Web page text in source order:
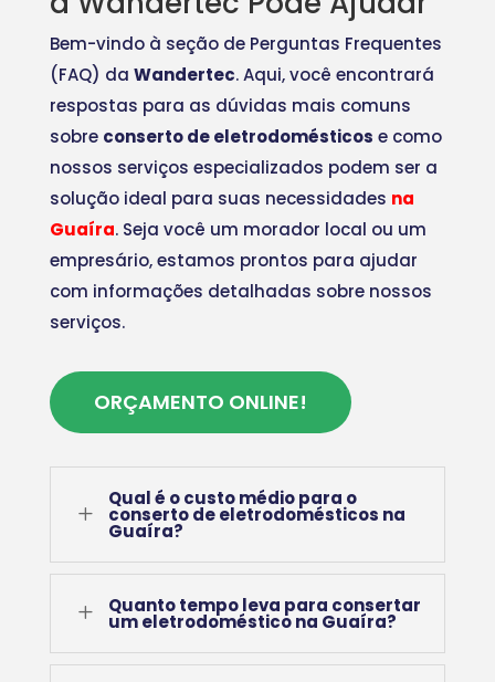
Bem-vindo à seção de Perguntas Frequentes
(FAQ) da Wandertec. Aqui, você encontrará
respostas para as dúvidas mais comuns
sobre conserto de eletrodomésticos e como
nossos serviços especializados podem ser a
solução ideal para suas necessidades na
Guaíra. Seja você um morador local ou um
empresário, estamos prontos para ajudar
com informações detalhadas sobre nossos
serviços.
ORÇAMENTO ONLINE!
L
Qual é o custo médio para o
conserto de eletrodomésticos na
Guaíra?
L Quanto tempo leva para consertar
um eletrodoméstico na Guaíra?